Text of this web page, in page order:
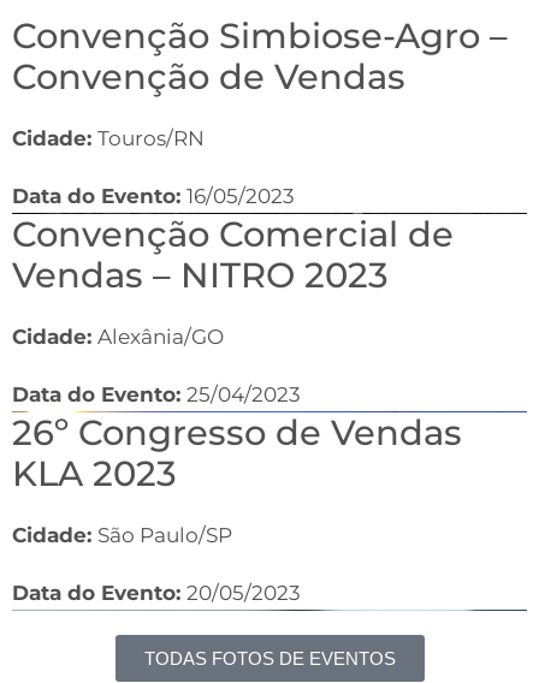
Convenção Simbiose-Agro –
Convenção de Vendas
Cidade: Touros/RN
Data do Evento: 16/05/2023
Convenção Comercial de
Vendas – NITRO 2023
Cidade: Alexânia/GO
Data do Evento: 25/04/2023
26º Congresso de Vendas
KLA 2023
Cidade: São Paulo/SP
Data do Evento: 20/05/2023
TODAS FOTOS DE EVENTOS